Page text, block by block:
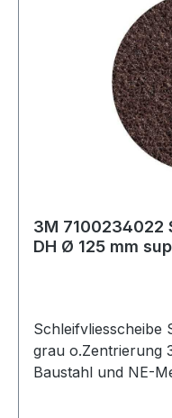
3M 7100234022
DH Ø 125 mm
Schleifvliesscheibe
grau o.Zentrierung
Baustahl und NE-